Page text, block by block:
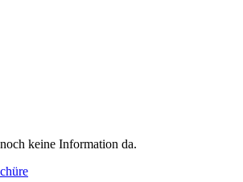
keine Information da.